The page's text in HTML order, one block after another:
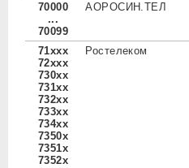
70000
...
70099
АОРОСИН.ТЕЛ
71xxx
72xxx
730xx
731xx
732xx
733xx
734xx
7350x
7351x
7352x
Ростелеком